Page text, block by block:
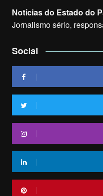
Notícias do Estado do
Jornalismo sério,
Social